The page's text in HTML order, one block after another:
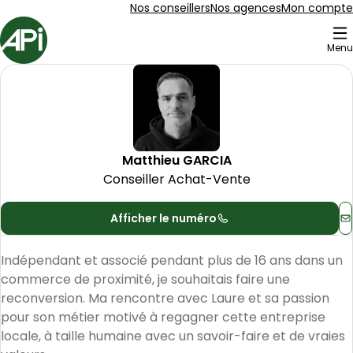
Nos conseillersNos agencesMon compte
Accueil
Menu
Matthieu GARCIA
Matthieu GARCIA
Conseiller Achat-Vente
Afficher le numéro
Indépendant et associé pendant plus de 16 ans dans un
commerce de proximité, je souhaitais faire une
reconversion. Ma rencontre avec Laure et sa passion
pour son métier motivé à regagner cette entreprise
locale, à taille humaine avec un savoir-faire et de vraies